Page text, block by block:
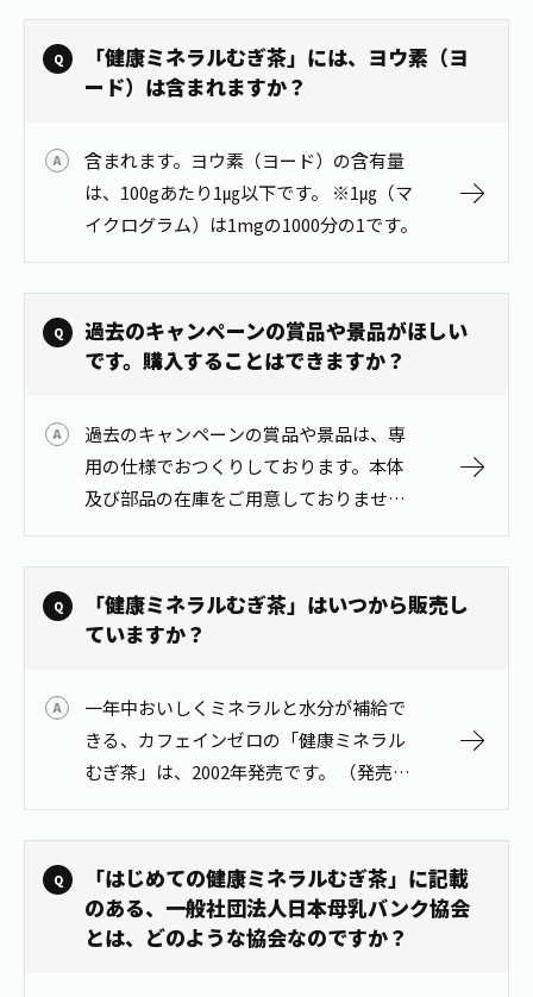
実施する場合もございます。
「健康ミネラルむぎ茶」には、ヨウ素（ヨ
ード）は含まれますか？
含まれます。ヨウ素（ヨード）の含有量
は、100gあたり1㎍以下です。 ※1㎍（マ
イクログラム）は1mgの1000分の1です。
過去のキャンペーンの賞品や景品がほしい
です。購入することはできますか？
過去のキャンペーンの賞品や景品は、専
用の仕様でおつくりしております。本体
及び部品の在庫をご用意しておりません
ので、ご購入いただくことはできませ
ん。
「健康ミネラルむぎ茶」はいつから販売し
ていますか？
一年中おいしくミネラルと水分が補給で
きる、カフェインゼロの「健康ミネラル
むぎ茶」は、2002年発売です。 （発売当
初の製品名は「天然ミネラルむぎ茶」、
その後現在の製品名に改称しました。な
お、缶入りのむぎ茶は1988年に発…
「はじめての健康ミネラルむぎ茶」に記載
のある、一般社団法人日本母乳バンク協会
とは、どのような協会なのですか？